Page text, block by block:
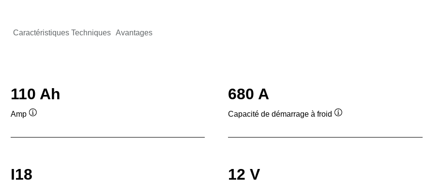
Caractéristiques Techniques Avantages
110 Ah
Amp
680 A
Capacité de démarrage à froid
I18 12 V